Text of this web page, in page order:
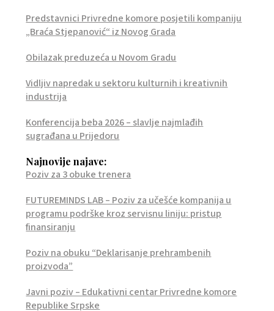
Predstavnici Privredne komore posjetili kompaniju
„Braća Stjepanović“ iz Novog Grada
Obilazak preduzeća u Novom Gradu
Vidljiv napredak u sektoru kulturnih i kreativnih
industrija
Konferencija beba 2026 – slavlje najmlađih
sugrađana u Prijedoru
Najnovije najave:
Poziv za 3 obuke trenera
FUTUREMINDS LAB – Poziv za učešće kompanija u
programu podrške kroz servisnu liniju: pristup
finansiranju
Poziv na obuku “Deklarisanje prehrambenih
proizvoda”
Javni poziv – Edukativni centar Privredne komore
Republike Srpske